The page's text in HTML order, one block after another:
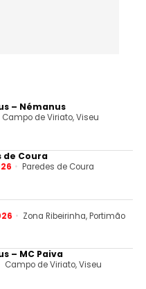
– Némanus
Campo de Viriato, Viseu
de Coura
Paredes de Coura
Zona Ribeirinha, Portimão
– MC Paiva
Campo de Viriato, Viseu